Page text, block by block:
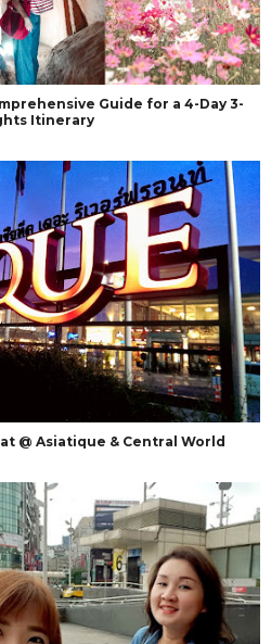
Guide for a 4-Day 3-
Itinerary
@ Asiatique & Central World